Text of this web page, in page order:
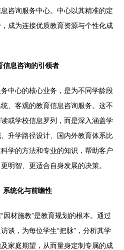
咨询服务中心。中心以其精准的定
成为连接优质教育资源与个性化成
信息咨询的引领者
中心的核心业务，是为不同学龄段
、客观的教育信息咨询服务。这不
或学校信息罗列，而是深入涵盖学
升学路径设计、国内外教育体系比
学的方法和专业的知识，帮助客户
明智、更适合自身发展的决策。
系统化与前瞻性
“因材施教”是教育规划的根本。通过
谈，为每位学生“把脉”，分析其学
家庭期望，从而量身定制专属的成